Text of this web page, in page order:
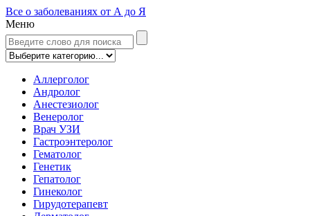
Все о заболеваниях от А до Я
Меню
Аллерголог
Андролог
Анестезиолог
Венеролог
Врач УЗИ
Гастроэнтеролог
Гематолог
Генетик
Гепатолог
Гинеколог
Гирудотерапевт